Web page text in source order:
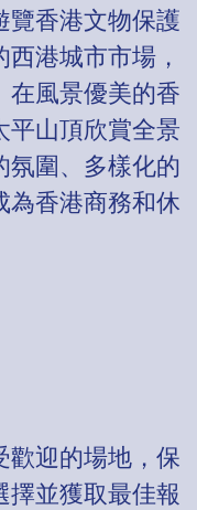
覽香港文物保護
港城市市場，
在風景優美的香
平山頂欣賞全景
氛圍、多樣化的
為香港商務和休
歡迎的場地，保
擇並獲取最佳報